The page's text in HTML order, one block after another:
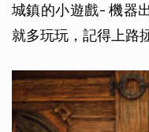
城鎮的小遊戲- 機器
就多玩玩，記得上路